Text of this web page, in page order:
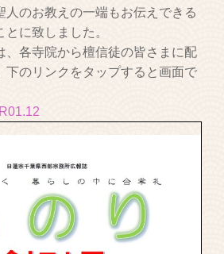
人のお教えの一端もお伝えできる
に致しました。
、各寺院から檀信徒の皆さまに配
下のリンクをタップすると画面で